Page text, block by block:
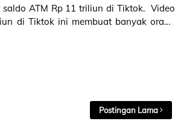
ATM Rp 11 triliun di Tiktok. Video
di Tiktok ini membuat banyak orang
Postingan Lama